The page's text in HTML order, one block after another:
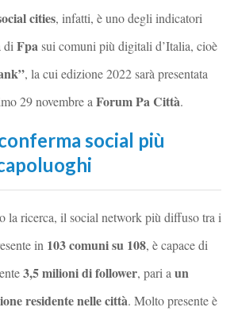
cities, infatti, è uno degli indicatori
diFpasui comuni più digitali d’Italia, cioè
, la cui edizione 2022 sarà presentata
29 novembre aForum Pa Città.
social più
la ricerca, il social network più diffuso tra i
in 103 comuni su 108, è capace di
3,5 milioni di follower, pari aun
residente nelle città. Molto presente è